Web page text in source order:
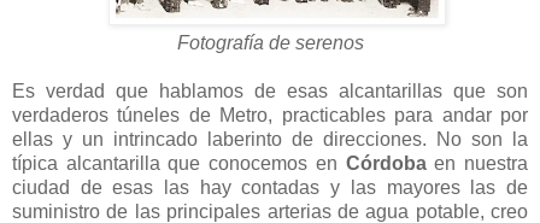
Fotografía de serenos
Es verdad que hablamos de esas alcantarillas que son
verdaderos túneles de Metro, practicables para andar por
ellas y un intrincado laberinto de direcciones. No son la
típica alcantarilla que conocemos en Córdobaen nuestra
ciudad de esas las hay contadas y las mayores las de
suministro de las principales arterias de agua potable, creo